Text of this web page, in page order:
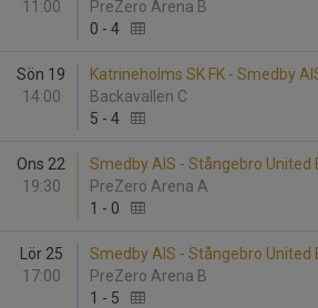
11:00
PreZero Arena B
0 - 4
Sön 19
14:00
Katrineholms SK FK - Smedby
Backavallen C
5 - 4
Ons 22
19:30
Smedby AIS - Stångebro United
PreZero Arena A
1 - 0
Lör 25
17:00
Smedby AIS - Stångebro United
PreZero Arena B
1 - 5